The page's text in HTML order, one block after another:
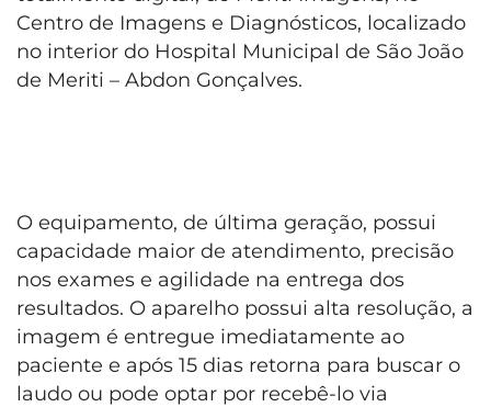
Centro de Imagens e Diagnósticos, localizado
no interior do Hospital Municipal de São João
de Meriti – Abdon Gonçalves.
O equipamento, de última geração, possui
capacidade maior de atendimento, precisão
nos exames e agilidade na entrega dos
resultados. O aparelho possui alta resolução, a
imagem é entregue imediatamente ao
paciente e após 15 dias retorna para buscar o
laudo ou pode optar por recebê-lo via